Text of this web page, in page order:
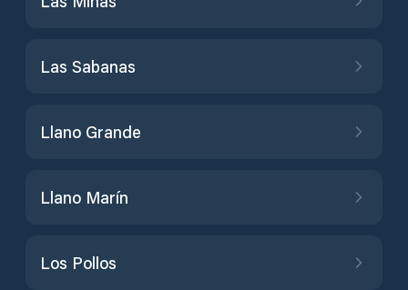
Las Sabanas
Llano Grande
Llano Marín
Los Pollos